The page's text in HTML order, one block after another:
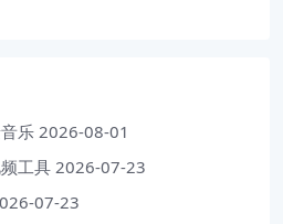
乐 2026-08-01
工具 2026-07-23
07-23